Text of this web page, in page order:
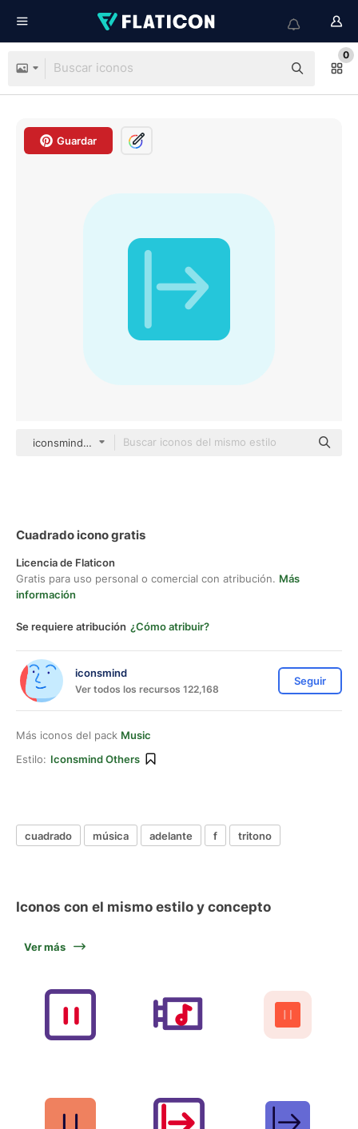
0
Guardar
iconsmind Others
Cuadrado icono gratis
Licencia de Flaticon
Gratis para uso personal o comercial con atribución. Más
información
Se requiere atribución ¿Cómo atribuir?
iconsmind
Ver todos los recursos 122,168
Seguir
Más iconos del pack Music
Estilo: Iconsmind Others
cuadrado música adelante f tritono
Iconos con el mismo estilo y concepto
Ver más